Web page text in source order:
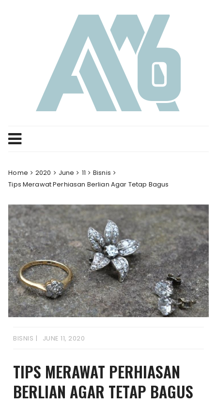
Home 2020 June 11
Bisnis
Tips Merawat Perhiasan Berlian Agar Tetap Bagus
BISNIS JUNE 11, 2020
TIPS MERAWAT PERHIASAN
BERLIAN AGAR TETAP BAGUS